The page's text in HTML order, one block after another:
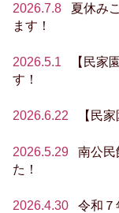
2026.7.8
夏休み
ます！
2026.5.1
【民家
す！
2026.6.22 【民
2026.5.29
南公民
た！
2026.4.30
令和７